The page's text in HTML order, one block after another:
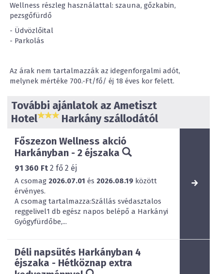
Wellness részleg használattal: szauna, gőzkabin,
pezsgőfürdő
- Üdvözlőital
- Parkolás
Az árak nem tartalmazzák az idegenforgalmi adót,
melynek mértéke 700.-Ft/fő/ éj 18 éves kor felett.
További ajánlatok az Ametiszt
Hotel
Harkány szállodától
Főszezon Wellness akció
Harkányban - 2 éjszaka
91 360 Ft 2 fő 2 éj
A csomag 2026.07.01 és 2026.08.19 között
érvényes.
A csomag tartalmazza:Szállás svédasztalos
reggelivel1 db egész napos belépő a Harkányi
Gyógyfürdőbe,...
Déli napsütés Harkányban 4
éjszaka - Hétköznap extra